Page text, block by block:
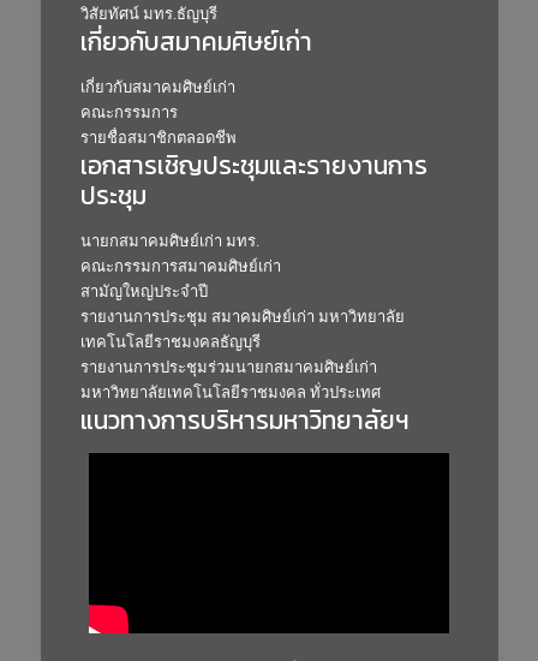
วิสัยทัศน์ มทร.ธัญบุรี
เกี่ยวกับสมาคมศิษย์เก่า
เกี่ยวกับสมาคมศิษย์เก่า
คณะกรรมการ
รายชื่อสมาชิกตลอดชีพ
เอกสารเชิญประชุมและรายงานการ
ประชุม
นายกสมาคมศิษย์เก่า มทร.
คณะกรรมการสมาคมศิษย์เก่า
สามัญใหญ่ประจำปี
รายงานการประชุม สมาคมศิษย์เก่า มหาวิทยาลัย
เทคโนโลยีราชมงคลธัญบุรี
รายงานการประชุมร่วมนายกสมาคมศิษย์เก่า
มหาวิทยาลัยเทคโนโลยีราชมงคล ทั่วประเทศ
แนวทางการบริหารมหาวิทยาลัยฯ